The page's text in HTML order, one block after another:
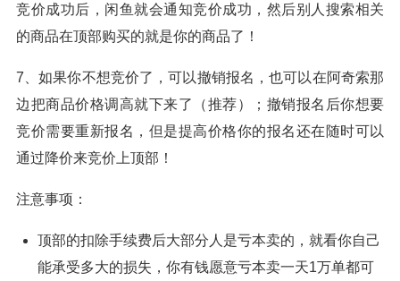
竞价成功后，闲鱼就会通知竞价成功，然后别人搜索相关
的商品在顶部购买的就是你的商品了！
7、如果你不想竞价了，可以撤销报名，也可以在阿奇索那
边把商品价格调高就下来了（推荐）；撤销报名后你想要
竞价需要重新报名，但是提高价格你的报名还在随时可以
通过降价来竞价上顶部！
注意事项：
顶部的扣除手续费后大部分人是亏本卖的，就看你自己
能承受多大的损失，你有钱愿意亏本卖一天1万单都可